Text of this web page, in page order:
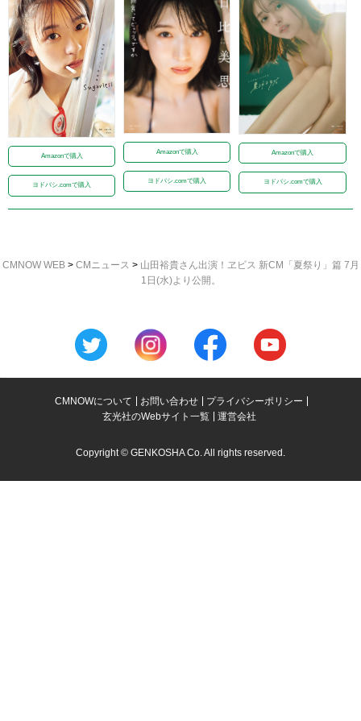
Amazonで購入
ヨドバシ.comで購入
Amazonで購入
ヨドバシ.comで購入
Amazonで購入
ヨドバシ.comで購入
CMNOW WEB> CMニュース > 山田裕貴さん出演！ヱビス 新CM「夏祭り」篇 7月
1日(水)より公開。
CMNOWについて お問い合わせ
プライバシーポリシー
玄光社のWebサイト一覧
運営会社
Copyright © GENKOSHA Co. All rights reserved.